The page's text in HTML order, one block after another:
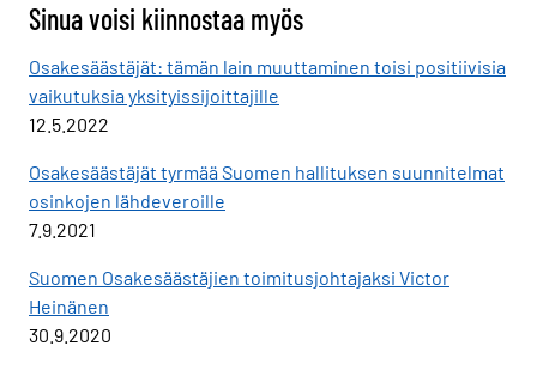
Sinua voisi kiinnostaa myös
Osakesäästäjät: tämän lain muuttaminen toisi positiivisia
vaikutuksia yksityissijoittajille
12.5.2022
Osakesäästäjät tyrmää Suomen hallituksen suunnitelmat
osinkojen lähdeveroille
7.9.2021
Suomen Osakesäästäjien toimitusjohtajaksi Victor
Heinänen
30.9.2020